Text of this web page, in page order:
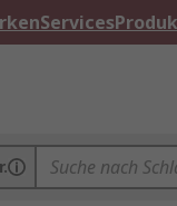
Services